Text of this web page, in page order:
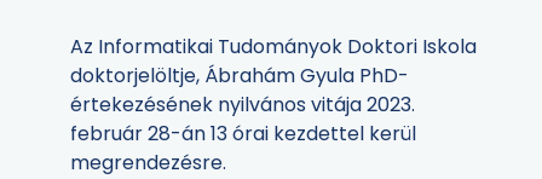
Az Informatikai Tudományok Doktori Iskola
doktorjelöltje, Ábrahám Gyula PhD-
értekezésének nyilvános vitája 2023.
február 28-án 13 órai kezdettel kerül
megrendezésre.